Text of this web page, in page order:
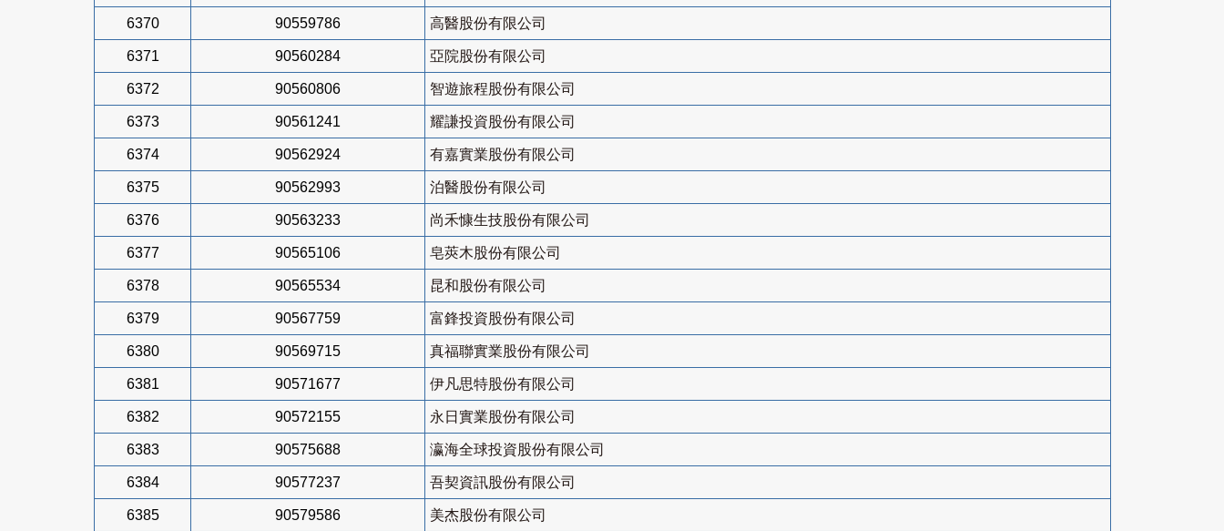
6370 90559786 高醫股份有限公司
6371 90560284 亞院股份有限公司
6372 90560806 智遊旅程股份有限公司
6373 90561241 耀謙投資股份有限公司
6374 90562924 有嘉實業股份有限公司
6375 90562993 泊醫股份有限公司
6376 90563233 尚禾慷生技股份有限公司
6377 90565106 皂莢木股份有限公司
6378 90565534 昆和股份有限公司
6379 90567759 富鋒投資股份有限公司
6380 90569715 真福聯實業股份有限公司
6381 90571677 伊凡思特股份有限公司
6382 90572155 永日實業股份有限公司
6383 90575688 瀛海全球投資股份有限公司
6384 90577237 吾契資訊股份有限公司
6385 90579586 美杰股份有限公司